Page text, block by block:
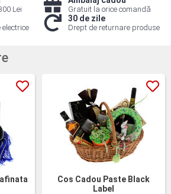
Lei Gratuit la orice comandă
30 de zile
Drept de returnare produse
Cos Cadou Paste Black
Label